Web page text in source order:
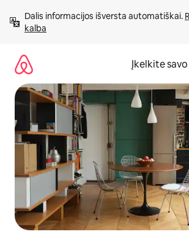
prie
turinio
Dalis informacijos išversta automatiškai.
kalba
Įkelkite